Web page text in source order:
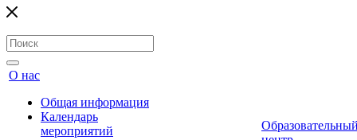
О нас
Общая информация
Календарь
мероприятий